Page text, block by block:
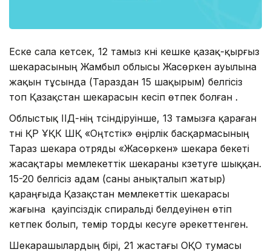
Еске сала кетсек, 12 тамыз күні кешке қазақ-қырғыз
шекарасының Жамбыл облысы Жасөркен ауылына
жақын тұсында (Тараздан 15 шақырым) белгісіз
топ Қазақстан шекарасын кесіп өтпек болған .
Облыстық ІІД-нің түсіндіруінше, 13 тамызға қараған
түні ҚР ҰҚК ШҚ «Оңтүстік» өңірлік басқармасының
Тараз шекара отряды «Жасөркен» шекара бекеті
жасақтары мемлекеттік шекараны күзетуге шыққан.
15-20 белгісіз адам (саны анықталып жатыр)
қараңғыда Қазақстан мемлекеттік шекарасы
жағына қауіпсіздік спиральді белдеуінен өтіп
кетпек болып, темір торды кесуге әрекеттенген.
Шекарашылардың бірі, 21 жастағы ОҚО тумасы